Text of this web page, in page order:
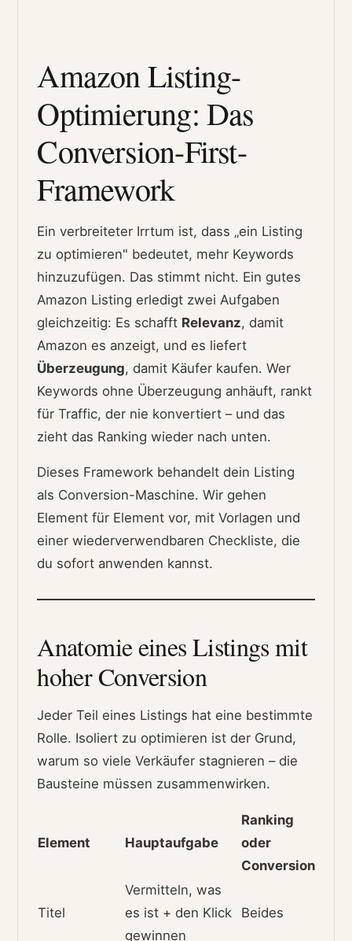
Amazon Listing-
Optimierung: Das
Conversion-First-
Framework
Ein verbreiteter Irrtum ist, dass „ein Listing
zu optimieren" bedeutet, mehr Keywords
hinzuzufügen. Das stimmt nicht. Ein gutes
Amazon Listing erledigt zwei Aufgaben
gleichzeitig: Es schafft Relevanz, damit
Amazon es anzeigt, und es liefert
Überzeugung, damit Käufer kaufen. Wer
Keywords ohne Überzeugung anhäuft, rankt
für Traffic, der nie konvertiert – und das
zieht das Ranking wieder nach unten.
Dieses Framework behandelt dein Listing
als Conversion-Maschine. Wir gehen
Element für Element vor, mit Vorlagen und
einer wiederverwendbaren Checkliste, die
du sofort anwenden kannst.
Anatomie eines Listings mit
hoher Conversion
Jeder Teil eines Listings hat eine bestimmte
Rolle. Isoliert zu optimieren ist der Grund,
warum so viele Verkäufer stagnieren – die
Bausteine müssen zusammenwirken.
Element Hauptaufgabe
Ranking
oder
Conversion
Titel
Vermitteln, was
es ist + den Klick
gewinnen
Beides